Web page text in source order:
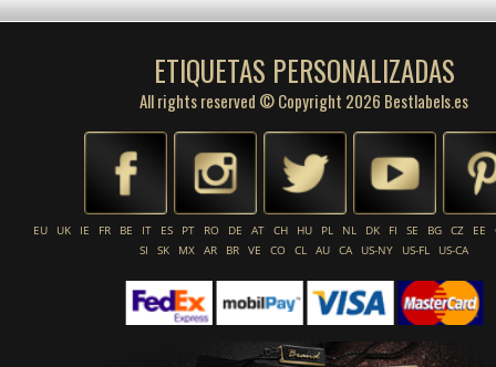
ETIQUETAS PERSONALIZADAS
All rights reserved © Copyright 2026 Bestlabels.es
EU UK IE FR BE IT ES PT RO DE AT CH HU PL NL DK FI SE BG CZ EE
SI
SK MX AR BR VE CO CL AU CA US-NY US-FL US-CA